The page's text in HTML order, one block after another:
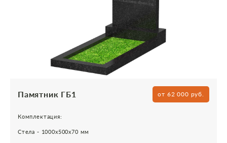
Памятник ГБ1 от 62 000 руб.
Комплектация:
Стела - 1000х500х70 мм